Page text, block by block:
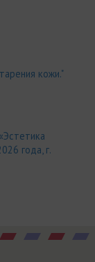
кожи."
года, г.